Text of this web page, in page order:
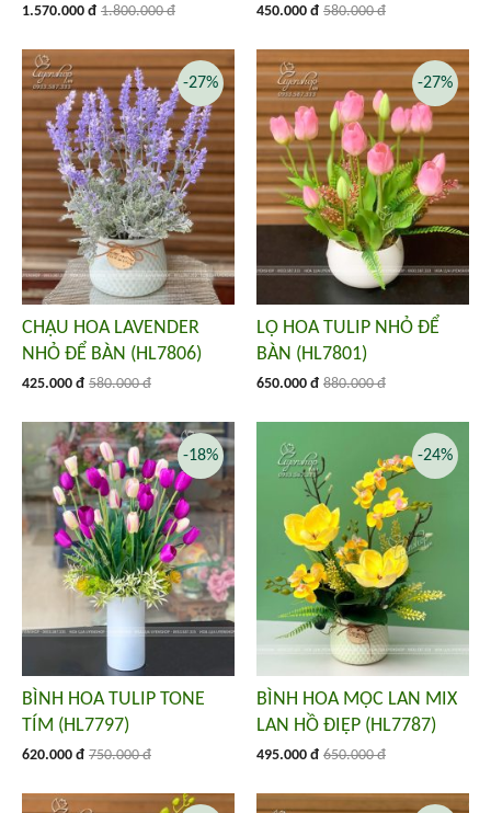
1.570.000 đ 1.800.000 đ 450.000 đ 580.000 đ
CHẬU HOA LAVENDER
NHỎ ĐỂ BÀN (HL7806)
425.000 đ 580.000 đ
-27%
LỌ HOA TULIP NHỎ ĐỂ
BÀN (HL7801)
650.000 đ 880.000 đ
-27%
BÌNH HOA TULIP TONE
TÍM (HL7797)
620.000 đ 750.000 đ
-18%
BÌNH HOA MỘC LAN MIX
LAN HỒ ĐIỆP (HL7787)
495.000 đ 650.000 đ
-24%